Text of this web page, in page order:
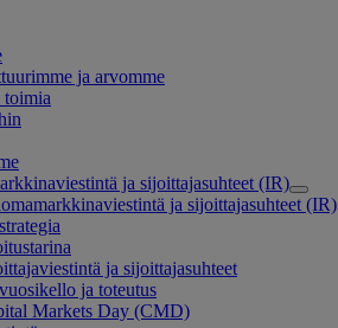
ja arvomme
toimia
ja sijoittajasuhteet (IR)
ja sijoittajasuhteet (IR)
ja sijoittajasuhteet
ja toteutus
Markets Day (CMD)